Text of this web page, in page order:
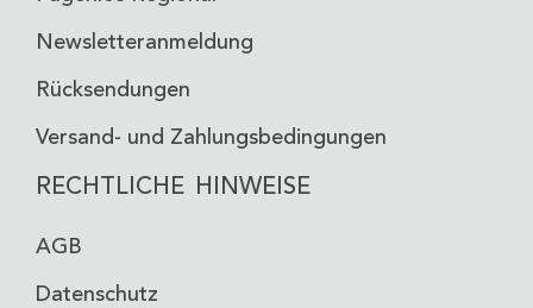
Newsletteranmeldung
Rücksendungen
Versand- und Zahlungsbedingungen
RECHTLICHE HINWEISE
AGB
Datenschutz